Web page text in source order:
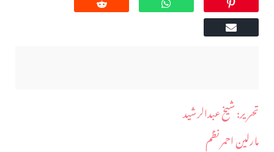
​تحریر: شیخ عبدالرشید
مارلین احمر نظم